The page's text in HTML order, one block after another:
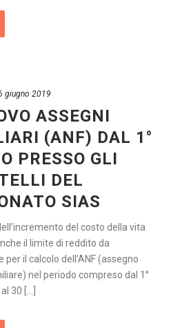
giugno 2019
ASSEGNI
(ANF) DAL 1°
PRESSO GLI
DEL
SIAS
del costo della vita
il limite di reddito da
per il calcolo dell’ANF (assegno
nel periodo compreso dal 1°
30 [...]